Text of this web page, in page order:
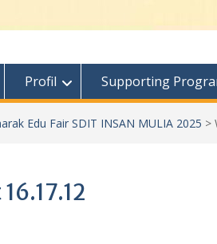
Profil Supporting
Edu Fair SDIT INSAN MULIA 2025 >